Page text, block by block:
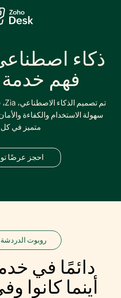
ذكاء
فهم خدمة
سهولة الاستخدام والكفاءة
متميز في
احجز عرضًا
روبوت الدردشة
دائمًا في
أينما كانوا